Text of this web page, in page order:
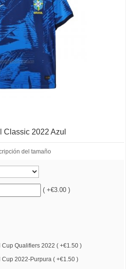
2022 Azul
del tamaño
( +€3.00 )
Cup Qualifiers 2022 ( +€1.50 )
Cup 2022-Purpura ( +€1.50 )